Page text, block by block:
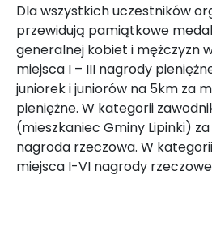
Dla wszystkich uczestników
przewidują pamiątkowe
generalnej kobiet i mężczyzn
miejsca I – III nagrody
juniorek i juniorów na 5km za
pieniężne. W kategorii
(mieszkaniec Gminy Lipinki)
nagroda rzeczowa. W
miejsca I-VI nagrody